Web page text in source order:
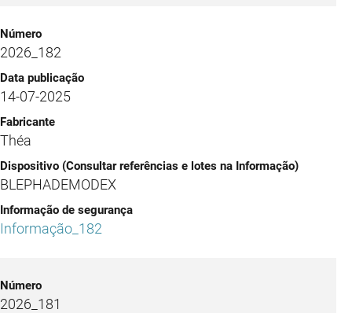
2026_182
14-07-2025
Théa
BLEPHADEMODEX
Informação_182
2026_181